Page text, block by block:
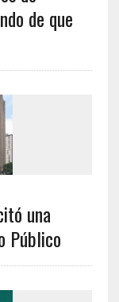
de que
una
Público